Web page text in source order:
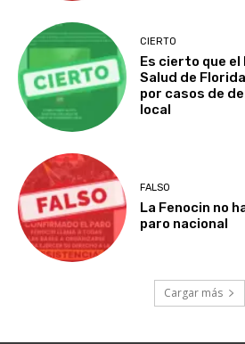
CIERTO
Es cierto que
Salud de
por casos de
local
FALSO
La Fenocin no
paro nacional
Cargar más